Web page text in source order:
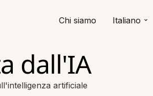
Chi siamo Italiano
dall'IA
artificiale